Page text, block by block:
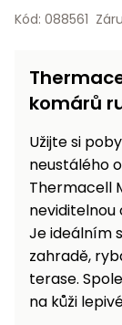
Ruční
a
stroje
Sněhové
frézy
Sněhová
hrabla,
škrabky
Topidla
Navijáky
a kladky
Kód: 088561
komárů
Užijte si
neustálého
Thermacell
neviditelnou
Je ideálním
zahradě,
terase.
na kůži